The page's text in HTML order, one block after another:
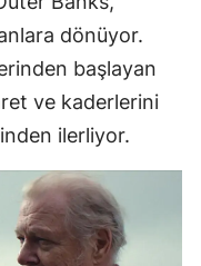
dönüyor.
başlayan
ve kaderlerini
ilerliyor.